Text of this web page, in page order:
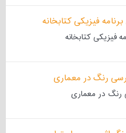
فیزیکی کتابخانه
رنگ در معماری